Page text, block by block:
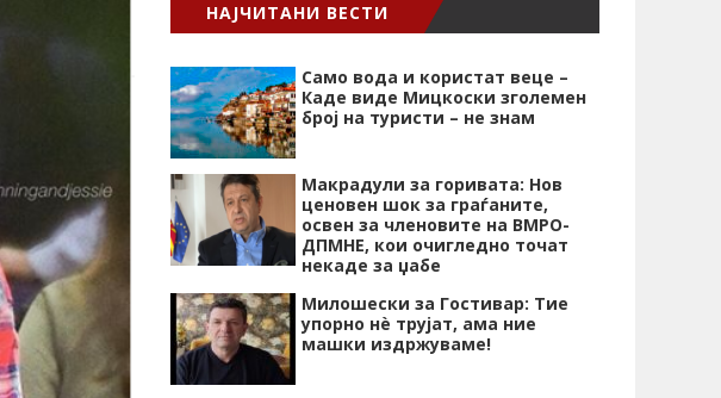
НАЈЧИТАНИ ВЕСТИ
Само вода и користат веце –
Каде виде Мицкоски зголемен
број на туристи – не знам
Макрадули за горивата: Нов
ценовен шок за граѓаните,
освен за членовите на ВМРО-
ДПМНЕ, кои очигледно точат
некаде за џабе
Милошески за Гостивар: Тие
упорно нѐ трујат, ама ние
машки издржуваме!